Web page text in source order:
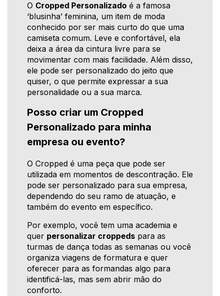
O Cropped Personalizado é a famosa
‘blusinha’ feminina, um item de moda
conhecido por ser mais curto do que uma
camiseta comum. Leve e confortável, ela
deixa a área da cintura livre para se
movimentar com mais facilidade. Além disso,
ele pode ser personalizado do jeito que
quiser, o que permite expressar a sua
personalidade ou a sua marca.
Posso criar um Cropped
Personalizado para minha
empresa ou evento?
O Cropped é uma peça que pode ser
utilizada em momentos de descontração. Ele
pode ser personalizado para sua empresa,
dependendo do seu ramo de atuação, e
também do evento em específico.
Por exemplo, você tem uma academia e
quer personalizar croppeds para as
turmas de dança todas as semanas ou você
organiza viagens de formatura e quer
oferecer para as formandas algo para
identificá-las, mas sem abrir mão do
conforto.